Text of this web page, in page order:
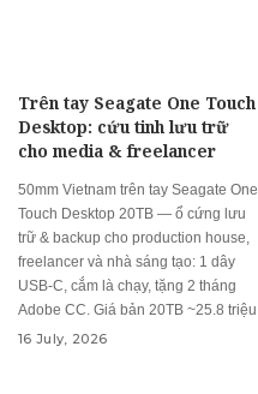
Trên tay Seagate One Touch
Desktop: cứu tinh lưu trữ
cho media & freelancer
50mm Vietnam trên tay Seagate One
Touch Desktop 20TB — ổ cứng lưu
trữ & backup cho production house,
freelancer và nhà sáng tạo: 1 dây
USB-C, cắm là chạy, tặng 2 tháng
Adobe CC. Giá bản 20TB ~25.8 triệu.
16 July, 2026